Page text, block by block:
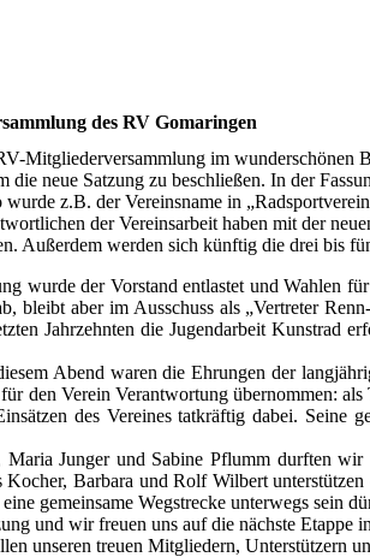
des RV Gomaringen
Mitgliederversammlung im wunderschönen
die neue Satzung zu beschließen. In der
wurde z.B. der Vereinsname in
der Vereinsarbeit haben mit der
Außerdem werden sich künftig die drei bis
wurde der Vorstand entlastet und Wahlen
bleibt aber im Ausschuss als „Vertreter
Jahrzehnten die Jugendarbeit
Abend waren die Ehrungen der
den Verein Verantwortung übernommen:
des Vereines tatkräftig dabei.
Maria Junger und Sabine Pflumm durften
Barbara und Rolf Wilbert
gemeinsame Wegstrecke unterwegs sein
und wir freuen uns auf die nächste Etappe
unseren treuen Mitgliedern, Unterstützern